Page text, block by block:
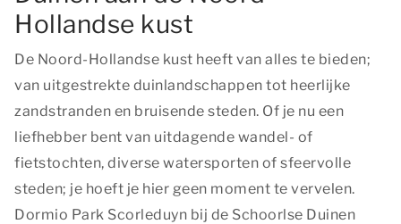
Hollandse kust
De Noord-Hollandse kust heeft van alles te bieden;
van uitgestrekte duinlandschappen tot heerlijke
zandstranden en bruisende steden. Of je nu een
liefhebber bent van uitdagende wandel- of
fietstochten, diverse watersporten of sfeervolle
steden; je hoeft je hier geen moment te vervelen.
Dormio Park Scorleduyn bij de Schoorlse Duinen